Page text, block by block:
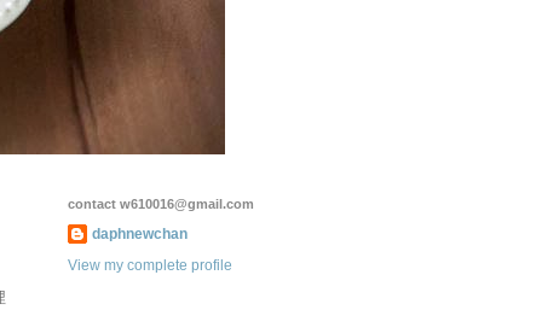
contact w610016@gmail.com
daphnewchan
View my complete profile